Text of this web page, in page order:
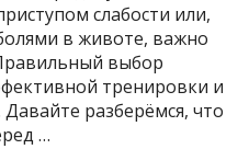
слабости или,
в животе, важно
выбор
тренировки и
разберёмся, что
…